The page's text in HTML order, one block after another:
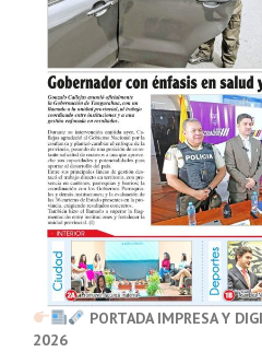
PORTADA IMPRESA Y
2026